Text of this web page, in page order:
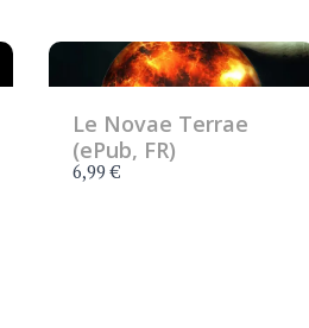
Le Novae Terrae
(ePub, FR)
6,99 €